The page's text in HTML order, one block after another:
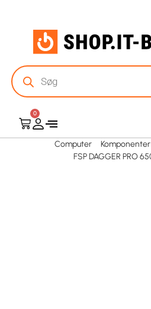
0
Computer Komponenter
FSP DAGGER PRO